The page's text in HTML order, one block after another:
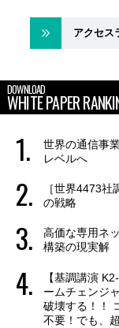
アクセス
DOWNLOAD
WHITE PAPER
世界の通信事
レベルへ
［世界4473
の戦略
高価な専用ネ
構築の現実解
【基調講演
ームチェンジ
破壊する！！
不要！でも、